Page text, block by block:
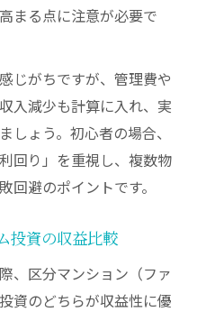
まる点に注意が必要で
じがちですが、管理費や
入減少も計算に入れ、実
しょう。初心者の場合、
回り」を重視し、複数物
回避のポイントです。
投資の収益比較
、区分マンション（ファ
資のどちらが収益性に優